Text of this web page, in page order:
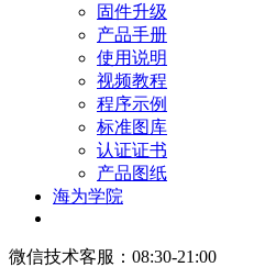
固件升级
产品手册
使用说明
视频教程
程序示例
标准图库
认证证书
产品图纸
海为学院
微信技术客服：08:30-21:00